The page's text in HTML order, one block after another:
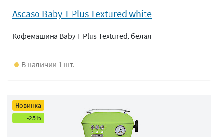
Ascaso Baby T Plus Textured white
Кофемашина Baby T Plus Textured, белая
В наличии 1 шт.
Новинка
-25%